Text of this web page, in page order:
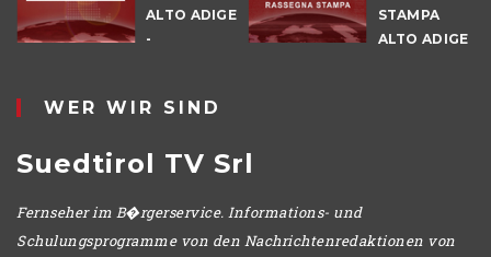
ALTO ADIGE
-
STAMPA
ALTO ADIGE
WER WIR SIND
Suedtirol TV Srl
Fernseher im B�rgerservice. Informations- und
Schulungsprogramme von den Nachrichtenredaktionen von